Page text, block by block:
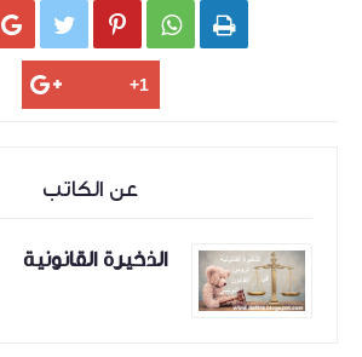
    
عن الكاتب
الذخيرة القانونية